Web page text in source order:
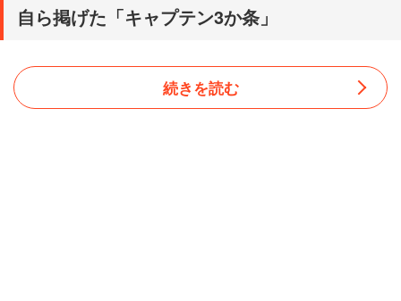
自ら掲げた「キャプテン3か条」
続きを読む